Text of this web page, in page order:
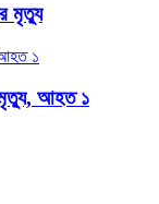
মৃত্যু
মৃত্যু, আহত ১